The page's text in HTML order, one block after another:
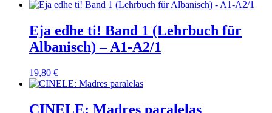
Eja edhe ti! Band 1 (Lehrbuch für
Albanisch) – A1-A2/1
19,80 €
CINELE: Madres paralelas